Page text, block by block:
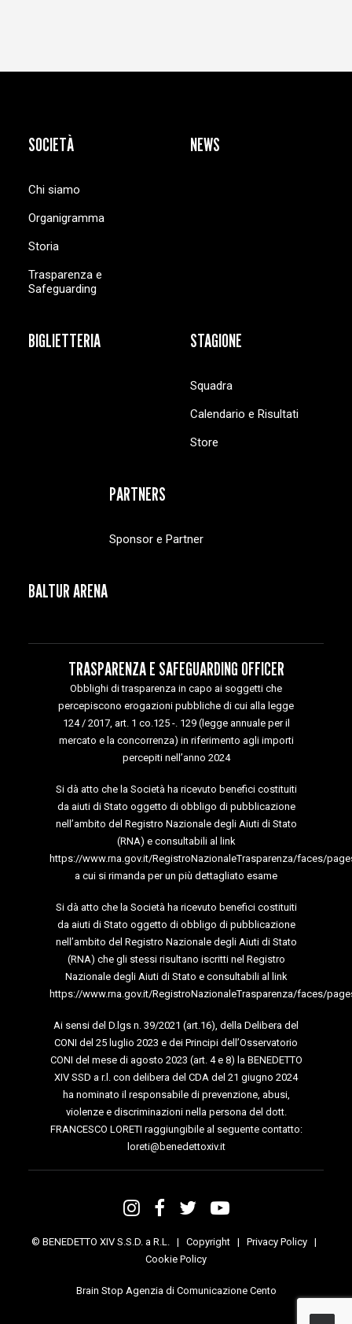
SOCIETÀ
Chi siamo
Organigramma
Storia
Trasparenza e
Safeguarding
NEWS
BIGLIETTERIA STAGIONE
Squadra
Calendario e Risultati
Store
PARTNERS
Sponsor e Partner
BALTUR ARENA
TRASPARENZA E SAFEGUARDING OFFICER
Obblighi di trasparenza in capo ai soggetti che
percepiscono erogazioni pubbliche di cui alla legge
124 / 2017, art. 1 co.125 -. 129 (legge annuale per il
mercato e la concorrenza) in riferimento agli importi
percepiti nell’anno 2024
Si dà atto che la Società ha ricevuto benefici costituiti
da aiuti di Stato oggetto di obbligo di pubblicazione
nell’ambito del Registro Nazionale degli Aiuti di Stato
(RNA) e consultabili al link
https://www.rna.gov.it/RegistroNazionaleTrasparenza/faces/
a cui si rimanda per un più dettagliato esame
Si dà atto che la Società ha ricevuto benefici costituiti
da aiuti di Stato oggetto di obbligo di pubblicazione
nell’ambito del Registro Nazionale degli Aiuti di Stato
(RNA) che gli stessi risultano iscritti nel Registro
Nazionale degli Aiuti di Stato e consultabili al link
https://www.rna.gov.it/RegistroNazionaleTrasparenza/faces/
Ai sensi del D.lgs n. 39/2021 (art.16), della Delibera del
CONI del 25 luglio 2023 e dei Principi dell’Osservatorio
CONI del mese di agosto 2023 (art. 4 e 8) la BENEDETTO
XIV SSD a r.l. con delibera del CDA del 21 giugno 2024
ha nominato il responsabile di prevenzione, abusi,
violenze e discriminazioni nella persona del dott.
FRANCESCO LORETI raggiungibile al seguente contatto:
loreti@benedettoxiv.it
© BENEDETTO XIV S.S.D. a R.L. | Copyright| Privacy Policy|
Cookie Policy
Brain Stop Agenzia di Comunicazione Cento